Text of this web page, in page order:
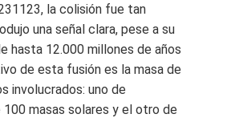
la colisión fue tan
una señal clara, pese a su
hasta 12.000 millones de años
de esta fusión es la masa de
involucrados: uno de
masas solares y el otro de